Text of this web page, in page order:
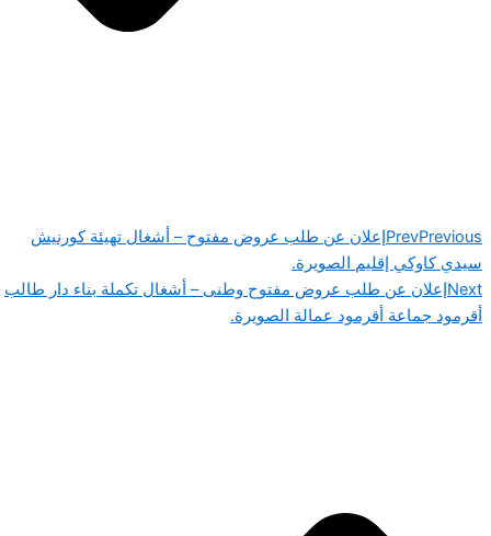
PrevPrevious
إعلان عن طلب عروض مفتوح – أشغال تهيئة كورنيش
سيدي كاوكي إقليم الصويرة.
Nextإعلان عن طلب عروض مفتوح وطنى – أشغال تكملة بناء دار طالب
أقرمود جماعة أقرمود عمالة الصويرة.